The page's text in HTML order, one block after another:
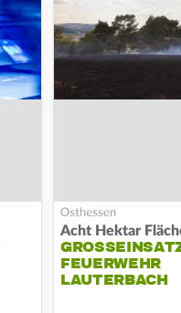
GROSSEINSATZ
EUERWEHR L
AUTERBACH